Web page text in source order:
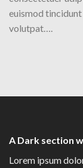
euismod
volutpat….
A Dark section
Lorem ipsum